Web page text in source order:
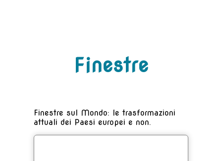
Finestre
Finestre sul Mondo: le trasformazioni
attuali dei Paesi europei e non.